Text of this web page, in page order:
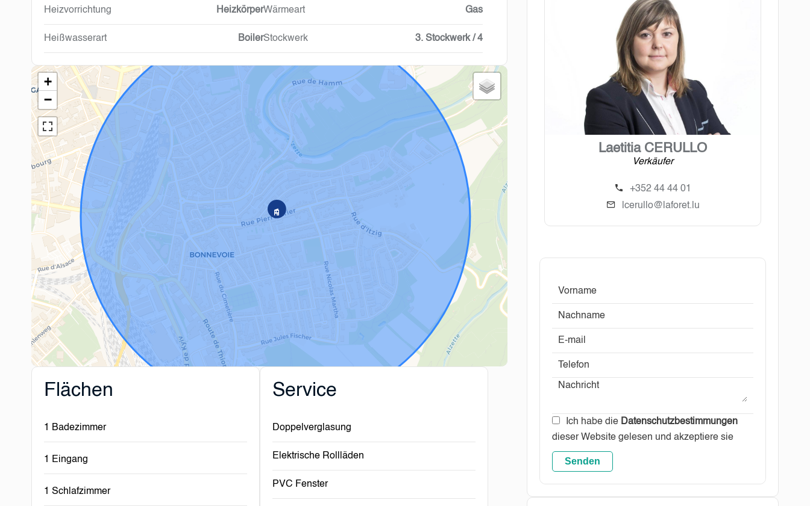
Heizvorrichtung HeizkörperWärmeart Gas
Heißwasserart BoilerStockwerk 3. Stockwerk / 4
+
−
Flächen
1 Badezimmer
1 Eingang
1 Schlafzimmer
Service
Doppelverglasung
Elektrische Rollläden
PVC Fenster
Laetitia CERULLO
Verkäufer
+352 44 44 01
lcerullo@laforet.lu
Ich habe die Datenschutzbestimmungen
dieser Website gelesen und akzeptiere sie
Senden